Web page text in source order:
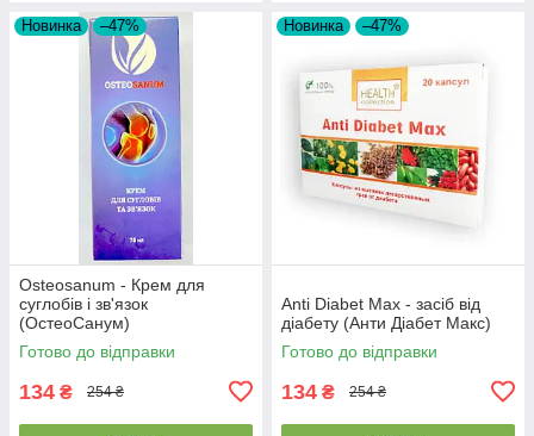
Новинка –47%
Osteosanum - Крем для
суглобів і зв'язок
(ОстеоСанум)
Готово до відправки
134 ₴ 254 ₴
Новинка –47%
Anti Diabet Max - засіб від
діабету (Анти Діабет Макс)
Готово до відправки
134 ₴ 254 ₴